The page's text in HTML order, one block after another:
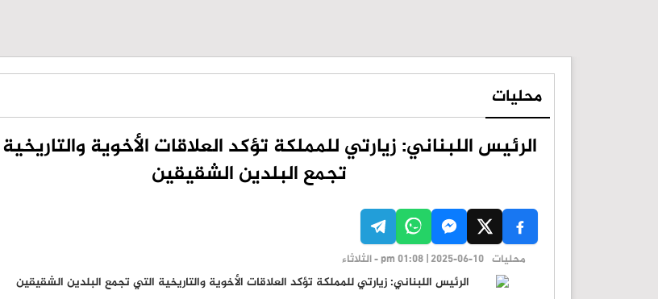
محليات
الرئيس اللبناني: زيارتي للمملكة تؤكد العلاقات الأخوية
تجمع البلدين الشقيقين
محليات pm 01:08 | 2025-06-10 - الثلاثاء